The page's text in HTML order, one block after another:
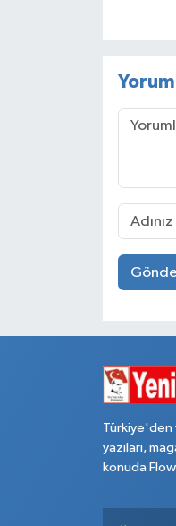
Türkiye'den
yazıları,
konuda